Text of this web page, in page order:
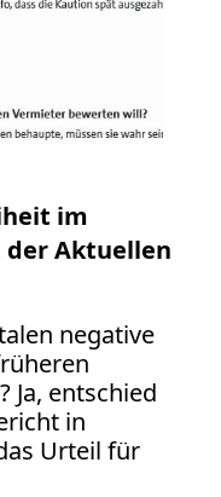
im
Aktuellen
negative
Ja, entschied
in
Urteil für